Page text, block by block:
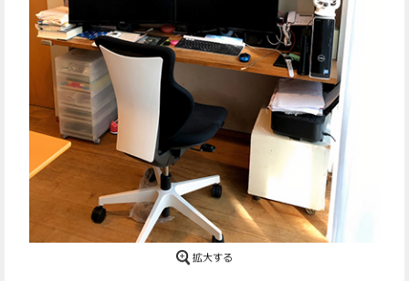
で
シ
ェ
ア
る
Twitter
シ
ェ
ア
す
る